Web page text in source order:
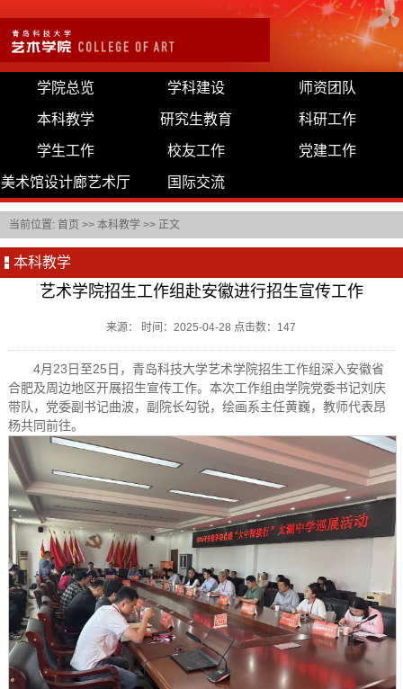
学院总览 学科建设 师资团队
本科教学 研究生教育 科研工作
学生工作 校友工作 党建工作
美术馆设计廊艺术厅 国际交流
当前位置: 首页 >> 本科教学 >> 正文
本科教学
艺术学院招生工作组赴安徽进行招生宣传工作
来源： 时间：2025-04-28 点击数： 147
4月23日至25日，青岛科技大学艺术学院招生工作组深入安徽省
合肥及周边地区开展招生宣传工作。本次工作组由学院党委书记刘庆
带队，党委副书记曲波，副院长勾锐，绘画系主任黄巍，教师代表昂
杨共同前往。